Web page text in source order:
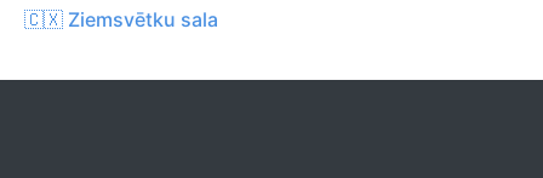
🇨🇽 Ziemsvētku sala